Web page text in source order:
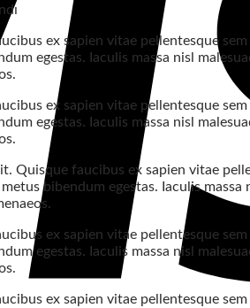
ex sapien vitae pellentesque
egestas. Iaculis massa nisl
ex sapien vitae pellentesque
egestas. Iaculis massa nisl
Quisque faucibus ex sapien vitae
bibendum egestas. Iaculis
ex sapien vitae pellentesque
egestas. Iaculis massa nisl
ex sapien vitae pellentesque